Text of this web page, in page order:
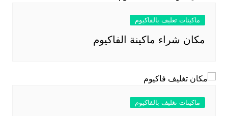
ماكينات تغليف بالفاكيوم
مكان شراء ماكينة الفاكيوم
ماكينات تغليف بالفاكيوم